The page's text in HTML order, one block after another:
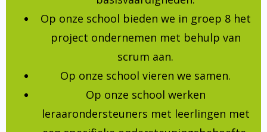
Op onze school bieden we in groep 8 het
project ondernemen met behulp van
scrum aan.
Op onze school vieren we samen.
Op onze school werken
leraarondersteuners met leerlingen met